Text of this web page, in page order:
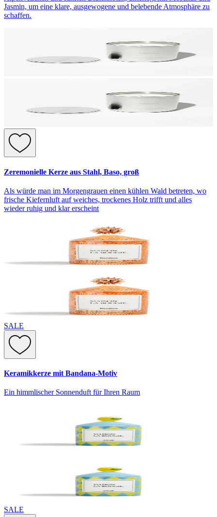
Jasmin, um eine klare, ausgewogene und belebende Atmosphäre zu
schaffen.
Zeremonielle Kerze aus Stahl, Baso, groß
Als würde man im Morgengrauen einen kühlen Wald betreten, wo
frische Kiefernluft auf weiches, trockenes Holz trifft und alles
wieder ruhig und klar erscheint
SALE
Keramikkerze mit Bandana-Motiv
Ein himmlischer Sonnenduft für Ihren Raum
SALE